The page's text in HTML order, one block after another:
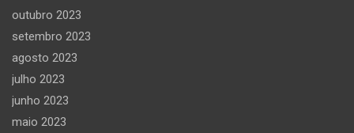
outubro 2023
setembro 2023
agosto 2023
julho 2023
junho 2023
maio 2023